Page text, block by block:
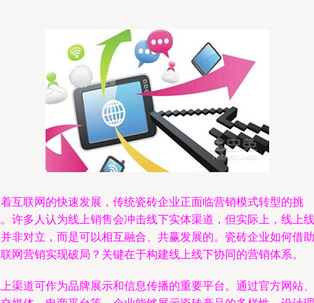
互联网的快速发展，传统瓷砖企业正面临营销模式转型的挑
许多人认为线上销售会冲击线下实体渠道，但实际上，线上线
非对立，而是可以相互融合、共赢发展的。瓷砖企业如何借助
网营销实现破局？关键在于构建线上线下协同的营销体系。
渠道可作为品牌展示和信息传播的重要平台。通过官方网站、